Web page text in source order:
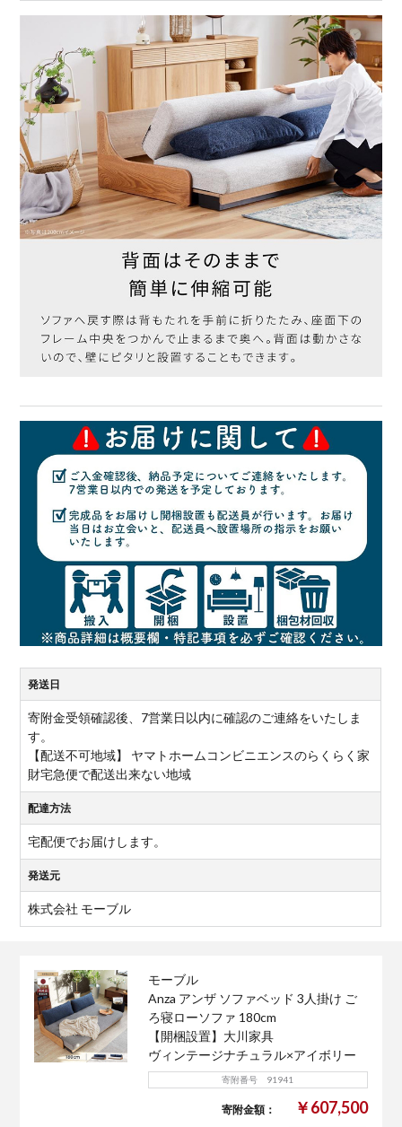
発送日
寄附金受領確認後、7営業日以内に確認のご連絡をいたしま
す。
【配送不可地域】 ヤマトホームコンビニエンスのらくらく家
財宅急便で配送出来ない地域
配達方法
宅配便でお届けします。
発送元
株式会社 モーブル
モーブル
Anza アンザ ソファベッド 3人掛け ご
ろ寝ローソファ 180cm
【開梱設置】大川家具
ヴィンテージナチュラル×アイボリー
寄附番号 91941
寄附金額： ￥607,500